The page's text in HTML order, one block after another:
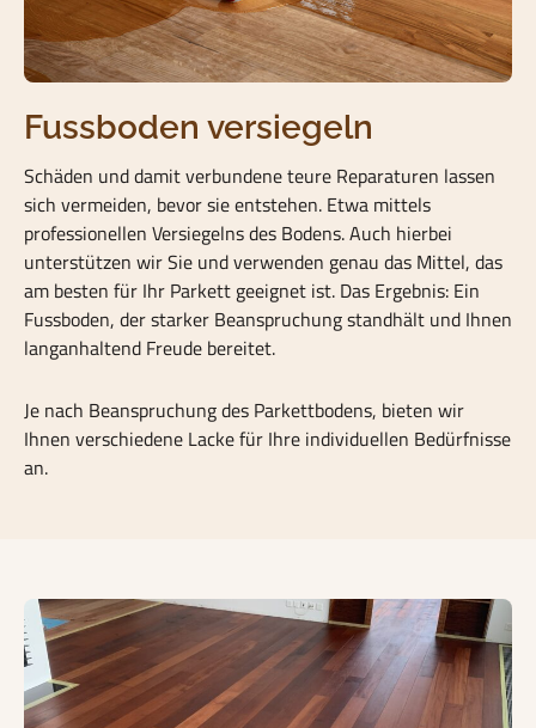
Fussboden versiegeln
Schäden und damit verbundene teure Reparaturen lassen
sich vermeiden, bevor sie entstehen. Etwa mittels
professionellen Versiegelns des Bodens. Auch hierbei
unterstützen wir Sie und verwenden genau das Mittel, das
am besten für Ihr Parkett geeignet ist. Das Ergebnis: Ein
Fussboden, der starker Beanspruchung standhält und Ihnen
langanhaltend Freude bereitet.
Je nach Beanspruchung des Parkettbodens, bieten wir
Ihnen verschiedene Lacke für Ihre individuellen Bedürfnisse
an.